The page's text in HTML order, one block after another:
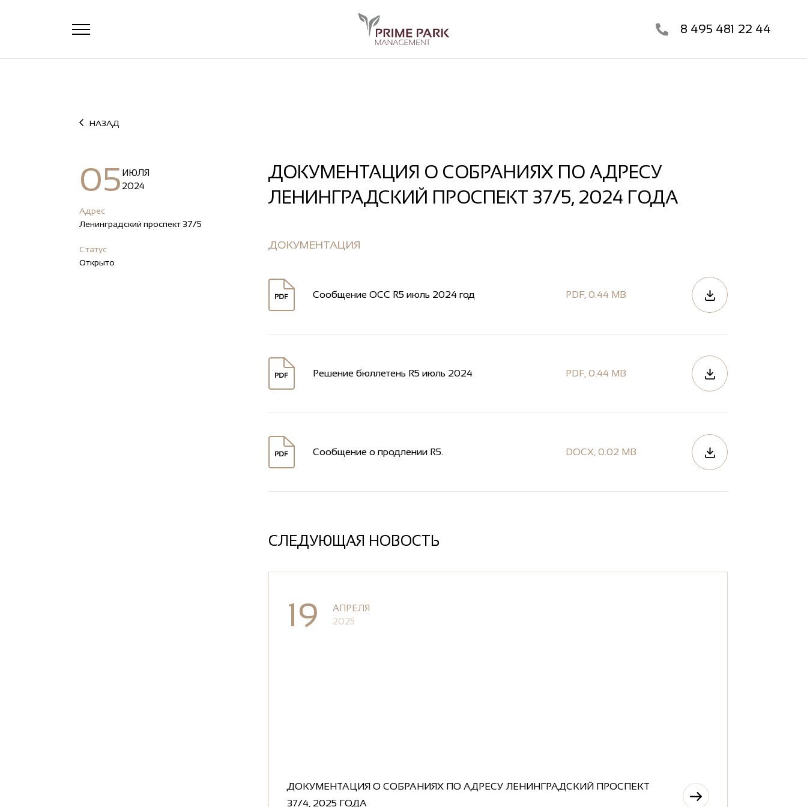
8 495 481 22 44
НАЗАД
05 ИЮЛЯ
2024
Адрес
Ленинградский проспект 37/5
Статус
Открыто
ДОКУМЕНТАЦИЯ О СОБРАНИЯХ ПО АДРЕСУ
ЛЕНИНГРАДСКИЙ ПРОСПЕКТ 37/5, 2024 ГОДА
ДОКУМЕНТАЦИЯ
Сообщение ОСС R5 июль 2024 год PDF, 0.44 MB
Решение бюллетень R5 июль 2024 PDF, 0.44 MB
Сообщение о продлении R5. DOCX, 0.02 MB
СЛЕДУЮЩАЯ НОВОСТЬ
19
АПРЕЛЯ
2025
ДОКУМЕНТАЦИЯ О СОБРАНИЯХ ПО АДРЕСУ ЛЕНИНГРАДСКИЙ ПРОСПЕКТ
37/4, 2025 ГОДА